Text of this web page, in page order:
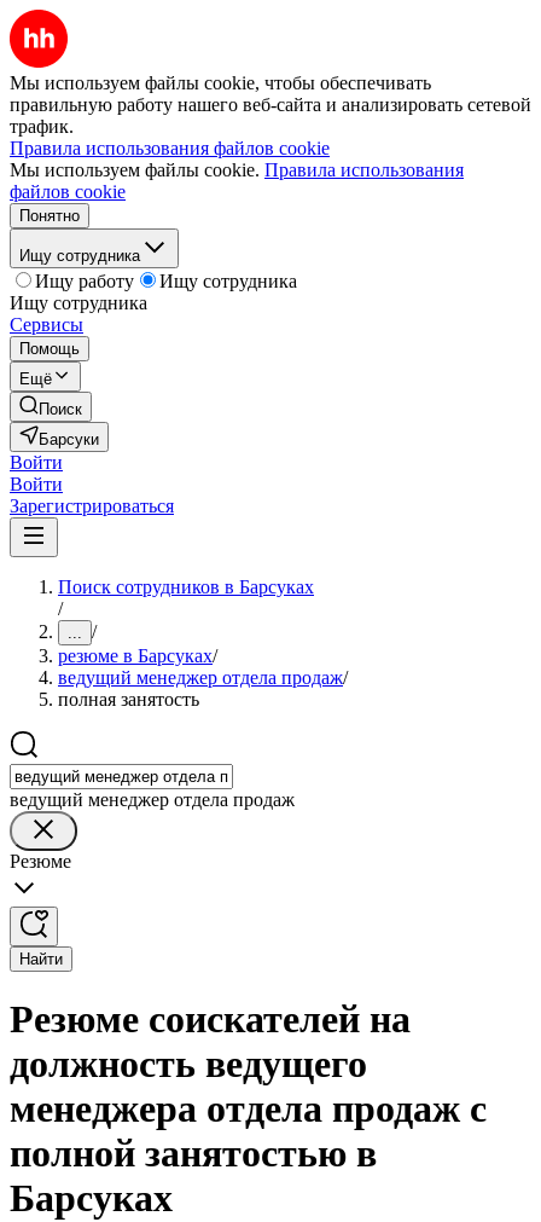
Мы используем файлы cookie, чтобы обеспечивать
правильную работу нашего веб-сайта и анализировать сетевой
трафик.
Правила использования файлов cookie
Мы используем файлы cookie. Правила использования
файлов cookie
Понятно
Ищу сотрудника
Ищу работу
Ищу сотрудника
Ищу сотрудника
Сервисы
Помощь
Ещё
Поиск
Барсуки
Войти
Войти
Зарегистрироваться
Поиск сотрудников в Барсуках
/
... /
резюме в Барсуках/
ведущий менеджер отдела продаж/
полная занятость
ведущий менеджер отдела продаж
Резюме
Найти
Резюме соискателей на
должность ведущего
менеджера отдела продаж с
полной занятостью в
Барсуках